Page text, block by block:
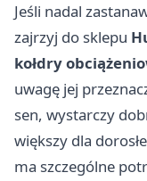
Jeśli nadal
zajrzyj do sklepu
kołdry
uwagę jej
sen, wystarczy
większy dla
ma szczególne